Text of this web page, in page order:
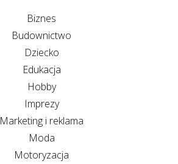
Biznes
Budownictwo
Dziecko
Edukacja
Hobby
Imprezy
Marketing i reklama
Moda
Motoryzacja